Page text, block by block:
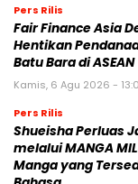
Pers Rilis
Fair Finance Asia
Hentikan
Batu Bara di ASEAN
Kamis, 6 Agu 2026 -
Pers Rilis
Shueisha Perluas
melalui MANGA
Manga yang